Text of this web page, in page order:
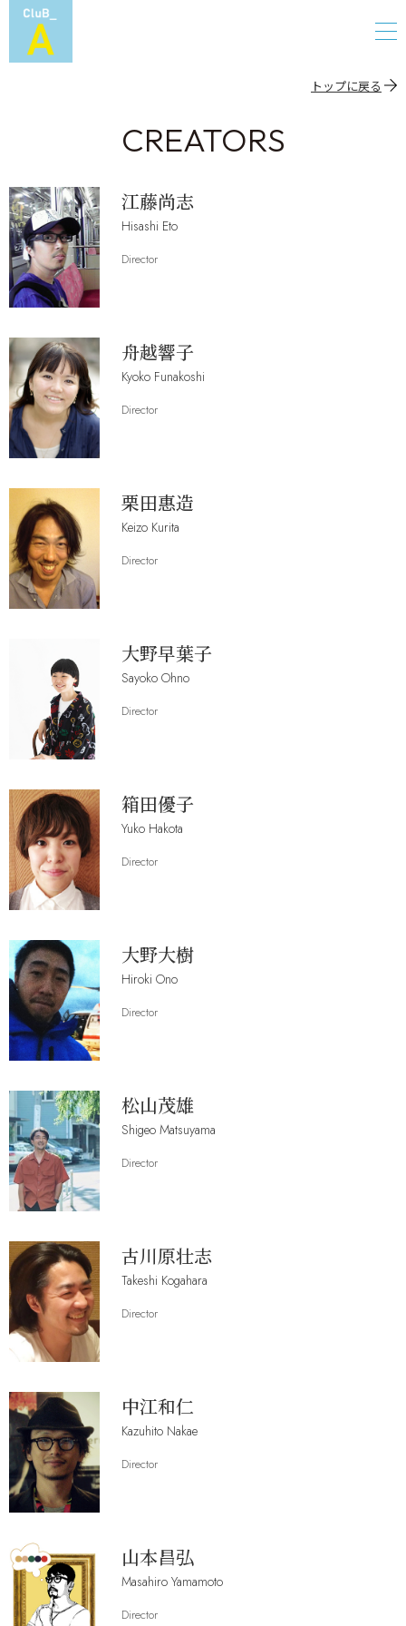
トップに戻る
CREATORS
江藤尚志
Hisashi Eto
Director
舟越響子
Kyoko Funakoshi
Director
栗田惠造
Keizo Kurita
Director
大野早葉子
Sayoko Ohno
Director
箱田優子
Yuko Hakota
Director
大野大樹
Hiroki Ono
Director
松山茂雄
Shigeo Matsuyama
Director
古川原壮志
Takeshi Kogahara
Director
中江和仁
Kazuhito Nakae
Director
山本昌弘
Masahiro Yamamoto
Director